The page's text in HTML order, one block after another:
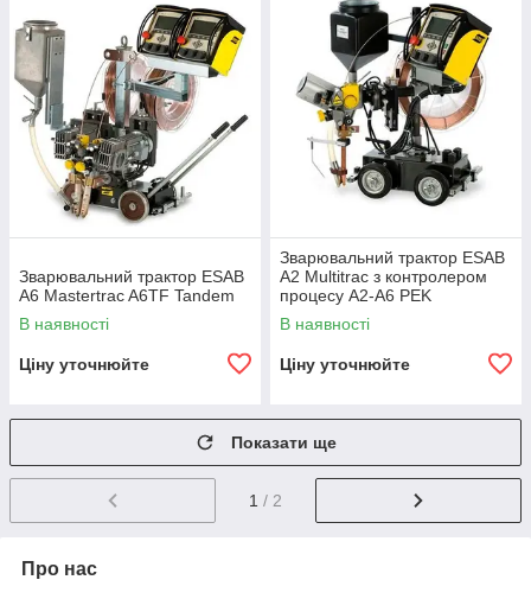
Зварювальний трактор ESAB
A6 Mastertrac A6TF Tandem
В наявності
Ціну уточнюйте
Зварювальний трактор ESAB
A2 Multitrac з контролером
процесу A2-A6 PEK
В наявності
Ціну уточнюйте
Показати ще
1 / 2
Про нас